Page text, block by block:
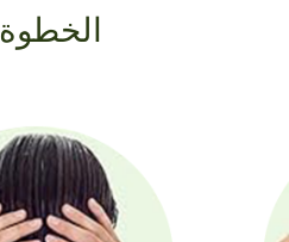
الخطوة 3